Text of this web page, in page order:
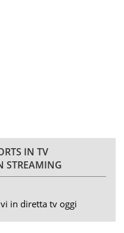
IN TV
STREAMING
in diretta tv oggi